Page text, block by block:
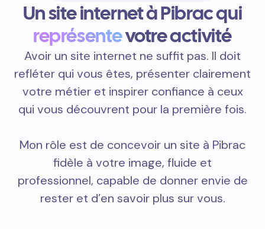
Un site internet à Pibrac qui
représentevotre activité
Avoir un site internet ne suffit pas. Il doit
refléter qui vous êtes, présenter clairement
votre métier et inspirer confiance à ceux
qui vous découvrent pour la première fois.
Mon rôle est de concevoir un site à Pibrac
fidèle à votre image, fluide et
professionnel, capable de donner envie de
rester et d’en savoir plus sur vous.